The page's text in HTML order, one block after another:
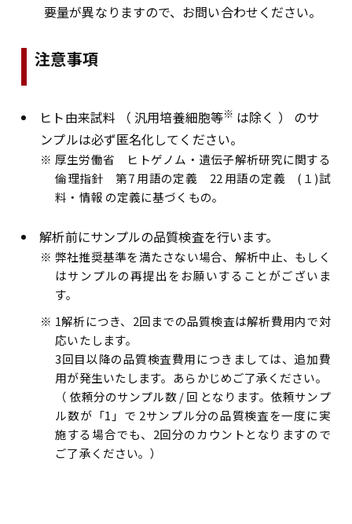
要量が異なりますので、お問い合わせください。
注意事項
ヒト由来試料 （ 汎用培養細胞等※ は除く ） のサ
ンプルは必ず匿名化してください。
※ 厚生労働省 ヒトゲノム・遺伝子解析研究に関する
倫理指針 第7 用語の定義 22 用語の定義 (１)試
料・情報 の定義に基づくもの。
解析前にサンプルの品質検査を行います。
※ 弊社推奨基準を満たさない場合、解析中止、もしく
はサンプルの再提出をお願いすることがございま
す。
※ 1解析につき、2回までの品質検査は解析費用内で対
応いたします。
3回目以降の品質検査費用につきましては、追加費
用が発生いたします。あらかじめご了承ください。
（ 依頼分のサンプル数 / 回 となります。依頼サンプ
ル数が「1」で 2サンプル分の品質検査を一度に実
施する場合でも、2回分のカウントとなりますので
ご了承ください。）